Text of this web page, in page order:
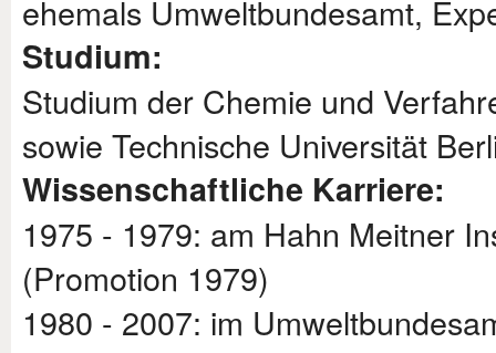
ehemals Umweltbundesamt,
Studium:
Studium der Chemie und
sowie Technische Universität
Wissenschaftliche Karriere:
1975 - 1979: am Hahn Meitner
(Promotion 1979)
1980 - 2007: im